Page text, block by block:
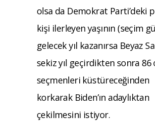
olsa da Demokrat Parti’deki
kişi ilerleyen yaşının (seçim
gelecek yıl kazanırsa Beyaz
sekiz yıl geçirdikten sonra 86
seçmenleri küstüreceğinden
korkarak Biden’ın adaylıktan
çekilmesini istiyor.